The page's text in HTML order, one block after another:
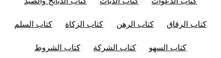
كتاب الرقاق كتاب الرهن كتاب الزكاة كتاب السلم
كتاب السهو كتاب الشركة كتاب الشروط